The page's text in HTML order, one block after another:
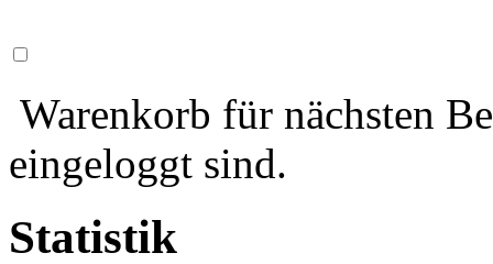
Warenkorb für nächsten
eingeloggt sind.
Statistik